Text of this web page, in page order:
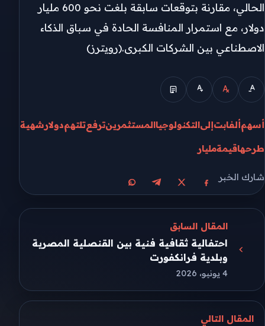
الحالي، مقارنة بتوقعات سابقة بلغت نحو 600 مليار
دولار، مع استمرار المنافسة الحادة في سباق الذكاء
الاصطناعي بين الشركات الكبرى.(رويترز)
أسهمألفابتإلىالتكنولوجياالمستثمرينترفعتلتهمدولارشهية
طرحهاقيمةمليار
شارك الخبر
مشاركة على فيسبوك
مشاركة على Xمشاركة على تيليجرام
مشاركة على واتساب
المقال السابق
احتفالية ثقافية فنية بين القنصلية المصرية
وبلدية فرانكفورت
4 يونيو، 2026
المقال التالي